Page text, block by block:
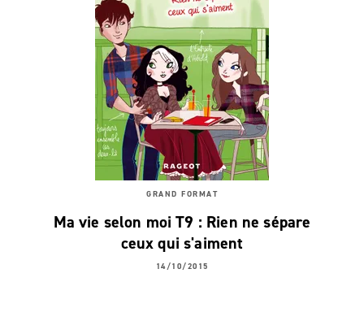
GRAND FORMAT
Ma vie selon moi T9 : Rien ne sépare
ceux qui s'aiment
14/10/2015